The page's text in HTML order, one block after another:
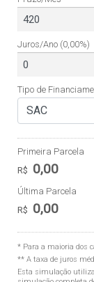
Juros/Ano (0,00%)
Tipo de
SAC
Primeira Parcela
R$ 0,00
Última Parcela
R$ 0,00
* Para a maioria dos
** A taxa de juros
Esta simulação